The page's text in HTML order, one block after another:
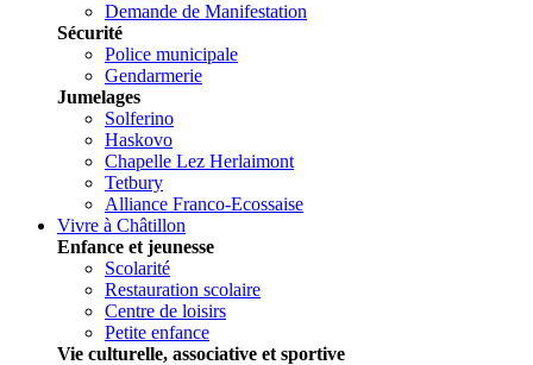
Demande de Manifestation
Sécurité
Police municipale
Gendarmerie
Jumelages
Solferino
Haskovo
Chapelle Lez Herlaimont
Tetbury
Alliance Franco-Ecossaise
Vivre à Châtillon
Enfance et jeunesse
Scolarité
Restauration scolaire
Centre de loisirs
Petite enfance
Vie culturelle, associative et sportive